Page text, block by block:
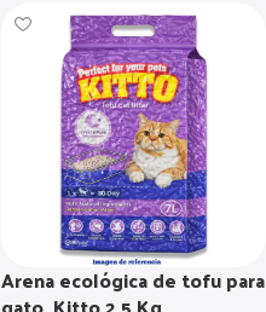
Arena ecológica de tofu para